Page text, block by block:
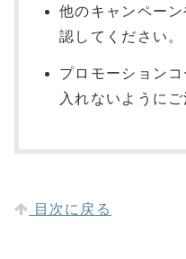
他のキャンペー
認してください。
プロモーション
入れないようにご
目次に戻る